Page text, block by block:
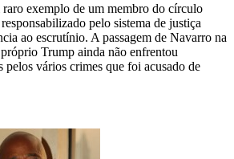
exemplo de um membro do círculo
pelo sistema de justiça
ao escrutínio. A passagem de Navarro na
Trump ainda não enfrentou
pelos vários crimes que foi acusado de